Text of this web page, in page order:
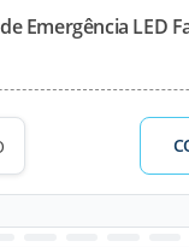
Emergência LED